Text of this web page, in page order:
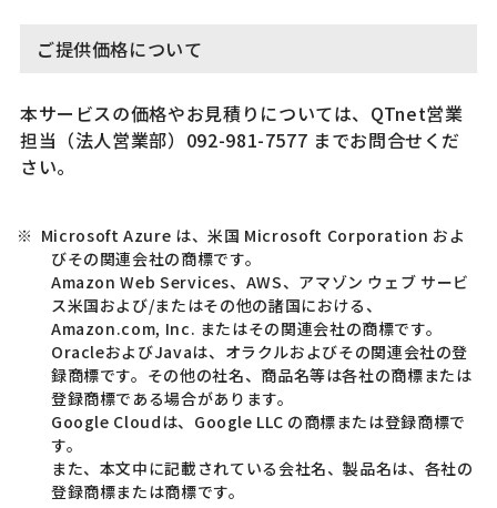
ご提供価格について
本サービスの価格やお見積りについては、QTnet営業
担当（法人営業部）092-981-7577 までお問合せくだ
さい。
※ Microsoft Azure は、米国 Microsoft Corporation およ
びその関連会社の商標です。
Amazon Web Services、AWS、アマゾン ウェブ サービ
ス米国および/またはその他の諸国における、
Amazon.com, Inc. またはその関連会社の商標です。
OracleおよびJavaは、オラクルおよびその関連会社の登
録商標です。その他の社名、商品名等は各社の商標または
登録商標である場合があります。
Google Cloudは、Google LLC の商標または登録商標で
す。
また、本文中に記載されている会社名、製品名は、各社の
登録商標または商標です。